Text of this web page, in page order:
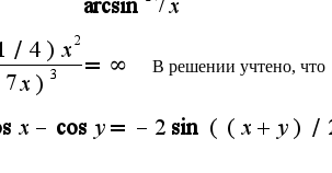
В решении учтено, что